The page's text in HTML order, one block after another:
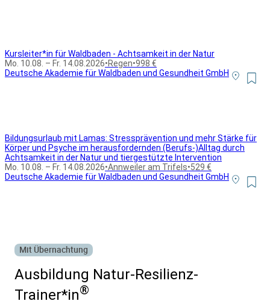
Kursleiter*in für Waldbaden - Achtsamkeit in der Natur
Mo. 10.08. – Fr. 14.08.2026•Regen•998 €
Deutsche Akademie für Waldbaden und Gesundheit GmbH
Bildungsurlaub mit Lamas: Stressprävention und mehr Stärke für
Körper und Psyche im herausfordernden (Berufs-)Alltag durch
Achtsamkeit in der Natur und tiergestützte Intervention
Mo. 10.08. – Fr. 14.08.2026•Annweiler am Trifels•529 €
Deutsche Akademie für Waldbaden und Gesundheit GmbH
Mit Übernachtung
Ausbildung Natur-Resilienz-
Trainer*in®